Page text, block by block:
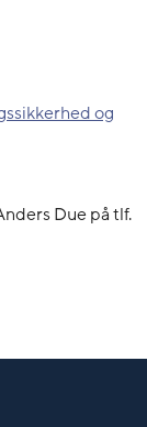
og
Due på tlf.